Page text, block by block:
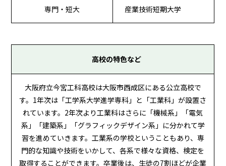
専門・短大 産業技術短期大学
高校の特色など
大阪府立今宮工科高校は大阪市西成区にある公立高校で
す。1年次は「工学系大学進学専科」と「工業科」が設置さ
れています。2年次より工業科はさらに「機械系」「電気
系」「建築系」「グラフィックデザイン系」に分かれて学
習を進めていきます。工業系の学校ということもあり、専
門的な知識や技術をいかして、各系で様々な資格、検定を
取得することができます。卒業後は、生徒の7割ほどが企業